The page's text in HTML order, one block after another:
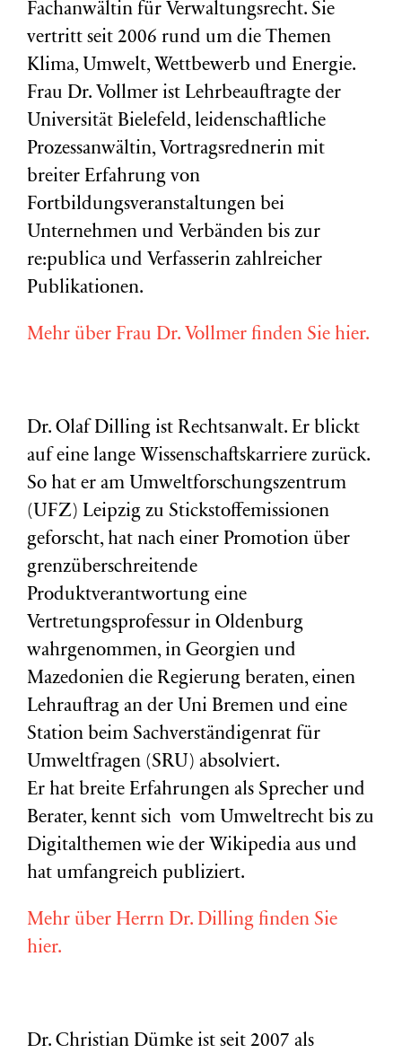
Fachanwältin für Verwaltungsrecht. Sie
vertritt seit 2006 rund um die Themen
Klima, Umwelt, Wettbewerb und Energie.
Frau Dr. Vollmer ist Lehrbeauftragte der
Universität Bielefeld, leidenschaftliche
Prozessanwältin, Vortragsrednerin mit
breiter Erfahrung von
Fortbildungsveranstaltungen bei
Unternehmen und Verbänden bis zur
re:publica und Verfasserin zahlreicher
Publikationen.
Mehr über Frau Dr. Vollmer finden Sie hier.
Dr. Olaf Dilling ist Rechtsanwalt. Er blickt
auf eine lange Wissenschaftskarriere zurück.
So hat er am Umweltforschungszentrum
(UFZ) Leipzig zu Stickstoffemissionen
geforscht, hat nach einer Promotion über
grenzüberschreitende
Produktverantwortung eine
Vertretungsprofessur in Oldenburg
wahrgenommen, in Georgien und
Mazedonien die Regierung beraten, einen
Lehrauftrag an der Uni Bremen und eine
Station beim Sachverständigenrat für
Umweltfragen (SRU) absolviert.
Er hat breite Erfahrungen als Sprecher und
Berater, kennt sich vom Umweltrecht bis zu
Digitalthemen wie der Wikipedia aus und
hat umfangreich publiziert.
Mehr über Herrn Dr. Dilling finden Sie
hier.
Dr. Christian Dümke ist seit 2007 als